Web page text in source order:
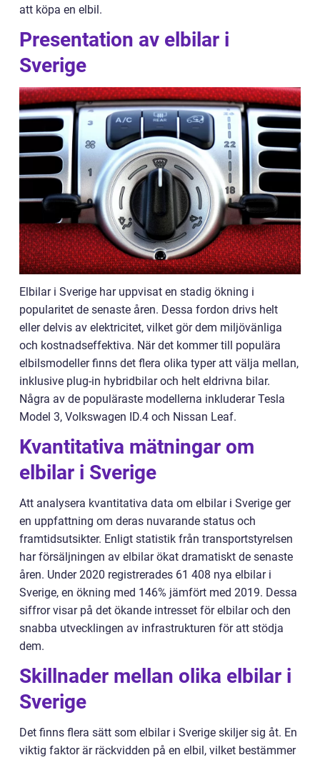
att köpa en elbil.
Presentation av elbilar i
Sverige
Elbilar i Sverige har uppvisat en stadig ökning i
popularitet de senaste åren. Dessa fordon drivs helt
eller delvis av elektricitet, vilket gör dem miljövänliga
och kostnadseffektiva. När det kommer till populära
elbilsmodeller finns det flera olika typer att välja mellan,
inklusive plug-in hybridbilar och helt eldrivna bilar.
Några av de populäraste modellerna inkluderar Tesla
Model 3, Volkswagen ID.4 och Nissan Leaf.
Kvantitativa mätningar om
elbilar i Sverige
Att analysera kvantitativa data om elbilar i Sverige ger
en uppfattning om deras nuvarande status och
framtidsutsikter. Enligt statistik från transportstyrelsen
har försäljningen av elbilar ökat dramatiskt de senaste
åren. Under 2020 registrerades 61 408 nya elbilar i
Sverige, en ökning med 146% jämfört med 2019. Dessa
siffror visar på det ökande intresset för elbilar och den
snabba utvecklingen av infrastrukturen för att stödja
dem.
Skillnader mellan olika elbilar i
Sverige
Det finns flera sätt som elbilar i Sverige skiljer sig åt. En
viktig faktor är räckvidden på en elbil, vilket bestämmer